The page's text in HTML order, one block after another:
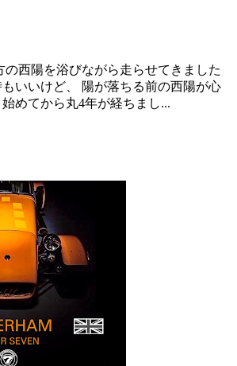
の西陽を浴びながら走らせてきました
いいけど、 陽が落ちる前の西陽が心
めてから丸4年が経ちまし...